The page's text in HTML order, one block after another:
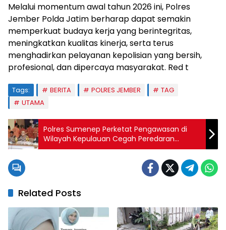
Melalui momentum awal tahun 2026 ini, Polres
Jember Polda Jatim berharap dapat semakin
memperkuat budaya kerja yang berintegritas,
meningkatkan kualitas kinerja, serta terus
menghadirkan pelayanan kepolisian yang bersih,
profesional, dan dipercaya masyarakat. Red t
Tags: BERITA POLRES JEMBER
TAG
UTAMA
Polres Sumenep Perketat Pengawasan di
Wilayah Kepulauan Cegah Peredaran
Narkoba
Related Posts